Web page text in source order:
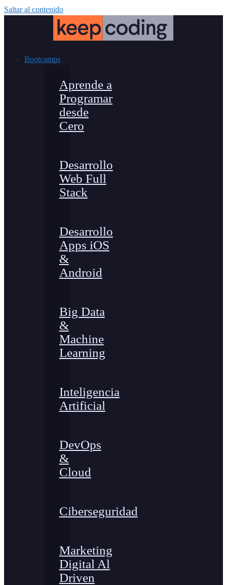
Saltar al contenido
Bootcamps
Aprende a
Programar
desde
Cero
Desarrollo
Web Full
Stack
Desarrollo
Apps iOS
&
Android
Big Data
&
Machine
Learning
Inteligencia
Artificial
DevOps
&
Cloud
Ciberseguridad
Marketing
Digital Al
Driven